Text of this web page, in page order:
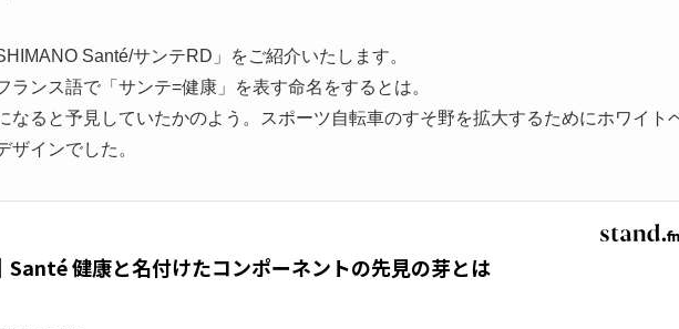
Santé/サンテRD」をご紹介いたします。
ンス語で「サンテ=健康」を表す命名をするとは。
なると予見していたかのよう。スポーツ自転車のすそ野を拡大するためにホワイト
ザインでした。